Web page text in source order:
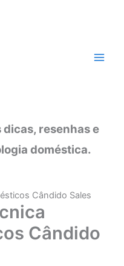
resenhas e
doméstica.
Cândido Sales
Cândido